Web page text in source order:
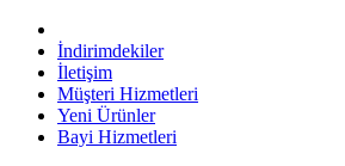
İndirimdekiler
İletişim
Müşteri Hizmetleri
Yeni Ürünler
Bayi Hizmetleri